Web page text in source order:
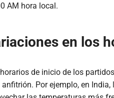
AM hora local.
en los
de inicio de los
anfitrión. Por ejemplo, en